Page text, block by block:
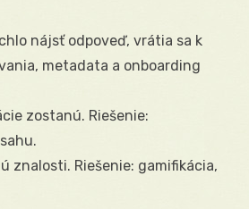
nájsť odpoveď, vrátia sa k
metadata a onboarding
zostanú. Riešenie:
znalosti. Riešenie: gamifikácia,